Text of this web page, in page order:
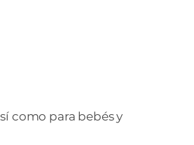
como para bebés y